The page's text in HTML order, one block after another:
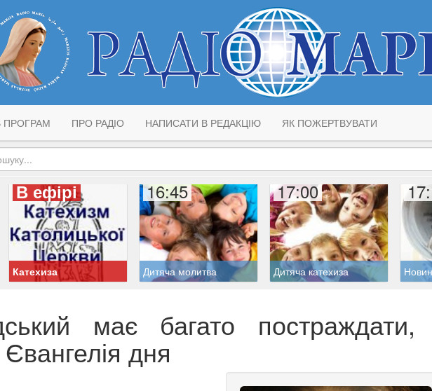
ПРОГРАМ ПРО РАДІО НАПИСАТИ В РЕДАКЦІЮ ЯК ПОЖЕРТВУВАТИ
В ефірі
Катехиза
16:45
Дитяча молитва
17:00
Дитяча катехиза
має багато
дня